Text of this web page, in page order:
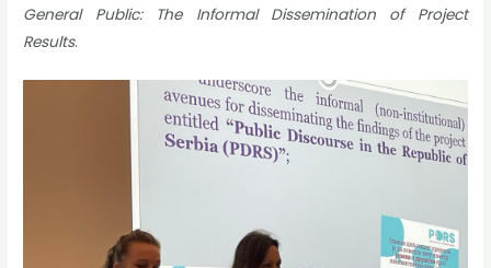
General Public: The Informal Dissemination of Project
Results.